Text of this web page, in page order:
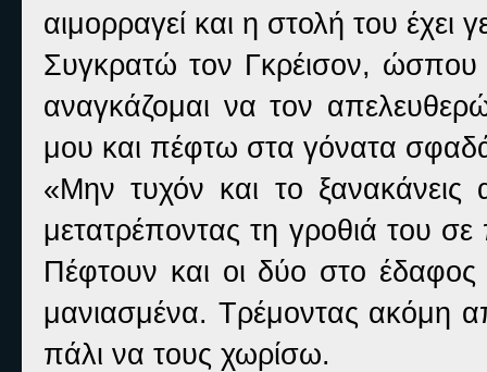
αιμορραγεί και η στολή του έχει
Συγκρατώ τον Γκρέισον, ώσπου
αναγκάζομαι να τον
μου και πέφτω στα γόνατα
«Μην τυχόν και το ξανακάνεις
μετατρέποντας τη γροθιά του
Πέφτουν και οι δύο στο
μανιασμένα. Τρέμοντας ακόμη
πάλι να τους χωρίσω.